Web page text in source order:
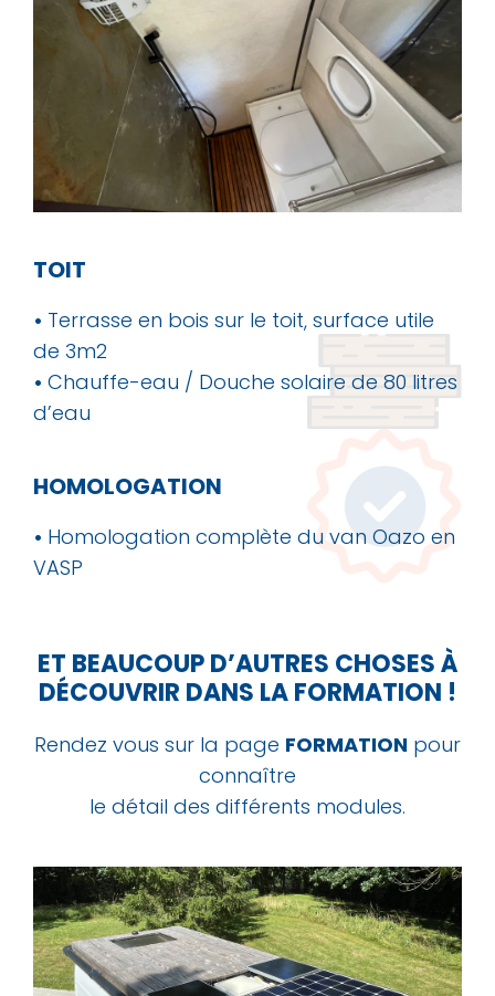
TOIT
• Terrasse en bois sur le toit, surface utile
de 3m2
• Chauffe-eau / Douche solaire de 80 litres
d’eau
HOMOLOGATION
• Homologation complète du van Oazo en
VASP
ET BEAUCOUP D’AUTRES CHOSESÀ
DÉCOUVRIR DANS LA FORMATION !
Rendez vous sur la page FORMATION pour
connaître
le détail des différents modules.